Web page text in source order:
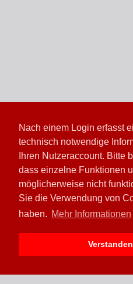
Nach einem Login erfasst
technisch notwendige
Ihren Nutzeraccount. Bitte
dass einzelne Funktionen
möglicherweise nicht
Sie die Verwendung von
haben. Mehr Informationen